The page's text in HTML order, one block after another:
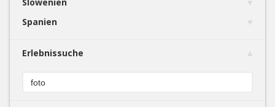
Spanien
Erlebnissuche